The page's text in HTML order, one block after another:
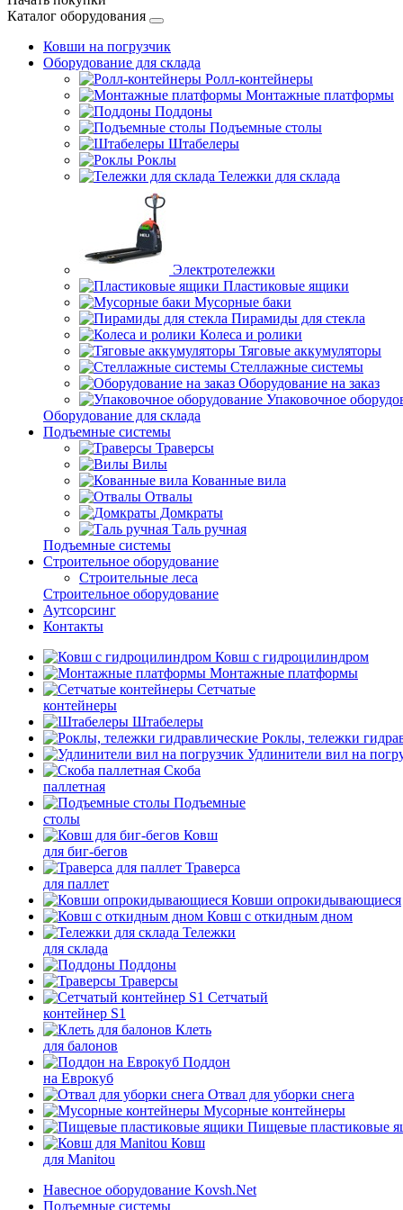
Каталог оборудования
Ковши на погрузчик
Оборудование для склада
Ролл-контейнеры
Монтажные платформы
Поддоны
Подъемные столы
Штабелеры
Роклы
Тележки для склада
Электротележки
Пластиковые ящики
Мусорные баки
Пирамиды для стекла
Колеса и ролики
Тяговые аккумуляторы
Стеллажные системы
Оборудование на заказ
Упаковочное
Оборудование для склада
Подъемные системы
Траверсы
Вилы
Кованные вила
Отвалы
Домкраты
Таль ручная
Подъемные системы
Строительное оборудование
Строительные леса
Строительное оборудование
Аутсорсинг
Контакты
Ковш с гидроцилиндром
Монтажные платформы
Сетчатые
контейнеры
Штабелеры
Роклы, тележки
Удлинители вил на
Скоба
паллетная
Подъемные
столы
Ковш
для биг-бегов
Траверса
для паллет
Ковши опрокидывающиеся
Ковш с откидным дном
Тележки
для склада
Поддоны
Траверсы
Сетчатый
контейнер S1
Клеть
для балонов
Поддон
на Еврокуб
Отвал для уборки снега
Мусорные контейнеры
Пищевые пластиковые
Ковш
для Manitou
Навесное оборудование Kovsh.Net
Подъемные системы